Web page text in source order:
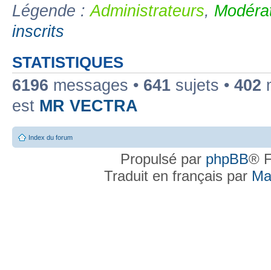
Légende :Administrateurs,
inscrits
STATISTIQUES
6196 messages • 641 sujets • 402
est MR VECTRA
Index du forum
Propulsé par phpBB®
Traduit en français par